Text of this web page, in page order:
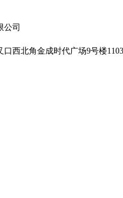
公司
口西北角金成时代广场9号楼